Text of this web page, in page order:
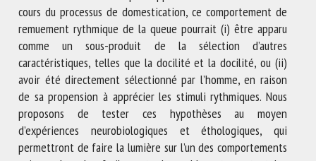
cours du processus de domestication, ce comportement de
remuement rythmique de la queue pourrait (i) être apparu
comme un sous-produit de la sélection d’autres
caractéristiques, telles que la docilité et la docilité, ou (ii)
avoir été directement sélectionné par l’homme, en raison
de sa propension à apprécier les stimuli rythmiques. Nous
proposons de tester ces hypothèses au moyen
d’expériences neurobiologiques et éthologiques, qui
permettront de faire la lumière sur l’un des comportements
En soumettant ce formulaire, j'accepte que les
informations saisies soient utilisées dans le cadre de la
relation avec le CNR BEA. *
Les champs suivis de * sont obligatoires